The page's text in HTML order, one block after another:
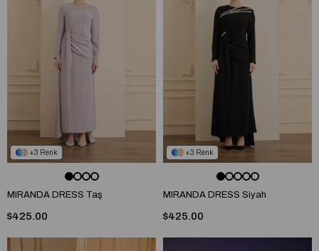
3
MIRANDA DRESS Taş
$425.00
3
MIRANDA DRESS Siyah
$425.00